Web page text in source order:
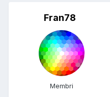
Fran78
Membri